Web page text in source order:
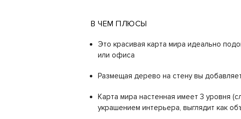
В ЧЕМ ПЛЮСЫ
Это красивая карта мира идеально
или офиса
Размещая дерево на стену вы
Карта мира настенная имеет 3 уровня
украшением интерьера, выглядит как